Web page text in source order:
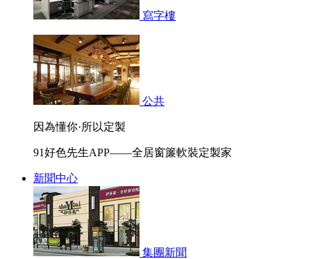
寫字樓
公共
因為懂你·所以定製
91好色先生APP——全居窗簾軟裝定製家
新聞中心
集團新聞